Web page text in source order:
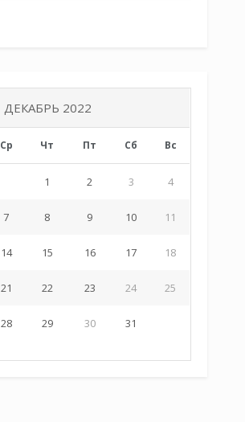
ДЕКАБРЬ 2022
Ср Чт Пт Сб Вс
1 2 3 4
7 8 9 10 11
14 15 16 17 18
21 22 23 24 25
28 29 30 31